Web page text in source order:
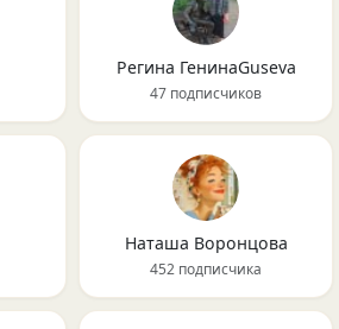
Регина ГенинаGuseva
47 подписчиков
Наташа Воронцова
452 подписчика